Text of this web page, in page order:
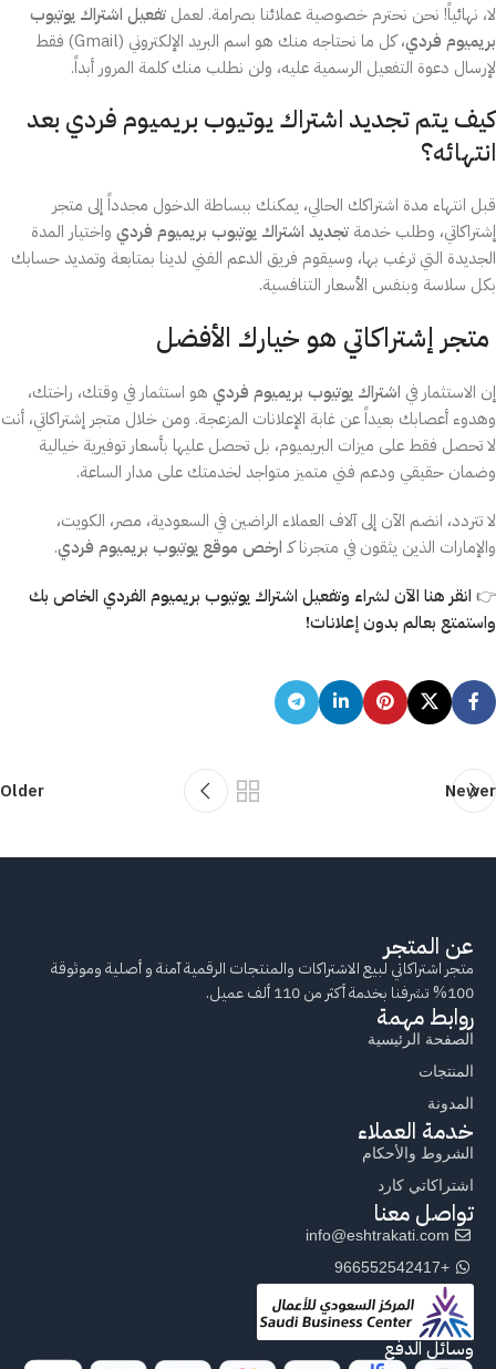
لا، نهائياً! نحن نحترم خصوصية عملائنا بصرامة. لعمل تفعيل اشتراك يوتيوب
بريميوم فردي
، كل ما نحتاجه منك هو اسم البريد الإلكتروني (Gmail) فقط
لإرسال دعوة التفعيل الرسمية عليه، ولن نطلب منك كلمة المرور أبداً.
كيف يتم تجديد اشتراك يوتيوب بريميوم فردي بعد
انتهائه؟
قبل انتهاء مدة اشتراكك الحالي، يمكنك ببساطة الدخول مجدداً إلى متجر
إشتراكاتي، وطلب خدمة تجديد اشتراك يوتيوب بريميوم فردي واختيار المدة
الجديدة التي ترغب بها، وسيقوم فريق الدعم الفني لدينا بمتابعة وتمديد حسابك
بكل سلاسة وبنفس الأسعار التنافسية.
متجر إشتراكاتي هو خيارك الأفضل
إن الاستثمار في اشتراك يوتيوب بريميوم فردي هو استثمار في وقتك، راختك،
وهدوء أعصابك بعيداً عن غابة الإعلانات المزعجة. ومن خلال متجر إشتراكاتي، أنت
لا تحصل فقط على ميزات البريميوم، بل تحصل عليها بأسعار توفيرية خيالية
وضمان حقيقي ودعم فني متميز متواجد لخدمتك على مدار الساعة.
لا تتردد، انضم الآن إلى آلاف العملاء الراضين في السعودية، مصر، الكويت،
والإمارات الذين يثقون في متجرنا كـ ارخص موقع يوتيوب بريميوم فردي.
👉 انقر هنا الآن لشراء وتفعيل اشتراك يوتيوب بريميوم الفردي الخاص بك
واستمتع بعالم بدون إعلانات!
Newer
Older
عن المتجر
متجر اشتراكاتي لبيع الاشتراكات والمنتجات الرقمية آمنة و أصلية وموثوقة
100% تشرفنا بخدمة أكثر من 110 ألف عميل.
روابط مهمة
الصفحة الرئيسية
المنتجات
المدونة
خدمة العملاء
الشروط والأحكام
اشتراكاتي كارد
تواصل معنا
info@eshtrakati.com
+966552542417
وسائل الدفع